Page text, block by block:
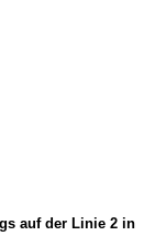
auf der Linie 2 in